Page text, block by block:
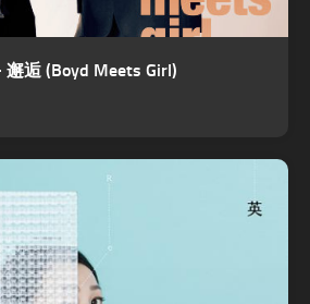
逅 (Boyd Meets Girl)